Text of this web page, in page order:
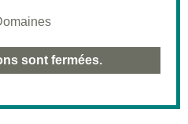
sont fermées.